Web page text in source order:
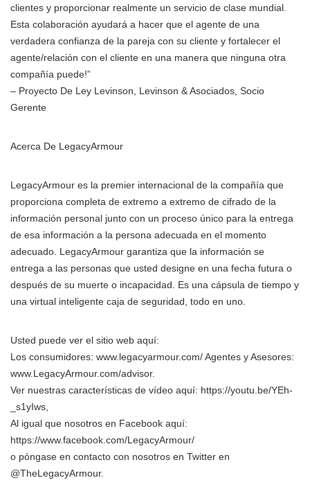
clientes y proporcionar realmente un servicio de clase mundial.
Esta colaboración ayudará a hacer que el agente de una
verdadera confianza de la pareja con su cliente y fortalecer el
agente/relación con el cliente en una manera que ninguna otra
compañía puede!”
– Proyecto De Ley Levinson, Levinson & Asociados, Socio
Gerente
Acerca De LegacyArmour
LegacyArmour es la premier internacional de la compañía que
proporciona completa de extremo a extremo de cifrado de la
información personal junto con un proceso único para la entrega
de esa información a la persona adecuada en el momento
adecuado. LegacyArmour garantiza que la información se
entrega a las personas que usted designe en una fecha futura o
después de su muerte o incapacidad. Es una cápsula de tiempo y
una virtual inteligente caja de seguridad, todo en uno.
Usted puede ver el sitio web aquí:
Los consumidores: www.legacyarmour.com/ Agentes y Asesores:
www.LegacyArmour.com/advisor.
Ver nuestras características de vídeo aquí: https://youtu.be/YEh-
_s1yIws,
Al igual que nosotros en Facebook aquí:
https://www.facebook.com/LegacyArmour/
o póngase en contacto con nosotros en Twitter en
@TheLegacyArmour.